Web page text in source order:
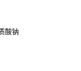
酸钠